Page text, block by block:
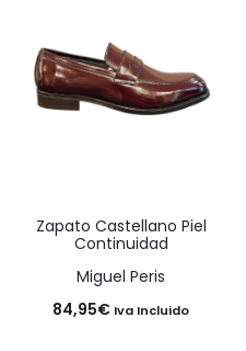
Zapato Castellano Piel
Continuidad
Miguel Peris
84,95€ Iva Incluido